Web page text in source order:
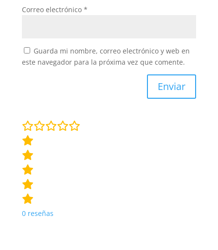
Correo electrónico *
Guarda mi nombre, correo electrónico y web en
este navegador para la próxima vez que comente.
Enviar
0reseñas